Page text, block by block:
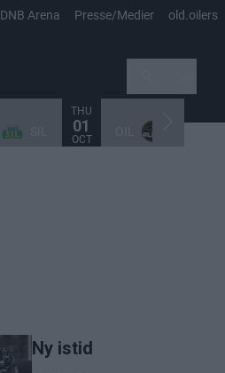
DNB Arena Presse/Medier old.oilers
THU
01
OCT
Ny istid